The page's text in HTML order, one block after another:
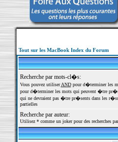
Tout sur les MacBook Index du Forum
Recherche par mots-cl�s:
Vous pouvez utiliserANDpour d�terminer les
pour d�terminer les mots qui peuvent �tre
qui ne devraient pas �tre pr�sents dans les
partielles
Recherche par auteur:
Utilisez * comme un joker pour des recherches